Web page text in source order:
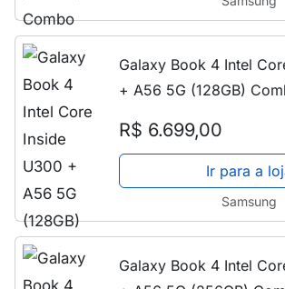
Galaxy Book 4 Intel
+ A56 5G (128GB)
R$ 6.699,00
Ir para a
Samsung
Galaxy Book 4 Intel